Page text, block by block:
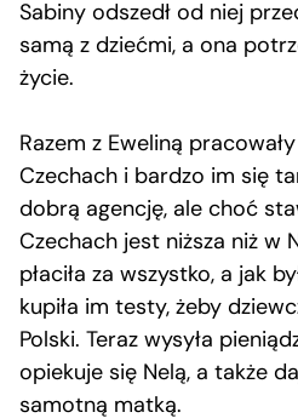
Sabiny odszedł od niej
samą z dziećmi, a ona
życie.
Razem z Eweliną
Czechach i bardzo im się
dobrą agencję, ale choć
Czechach jest niższa niż w
płaciła za wszystko, a jak
kupiła im testy, żeby
Polski. Teraz wysyła
opiekuje się Nelą, a także
samotną matką.